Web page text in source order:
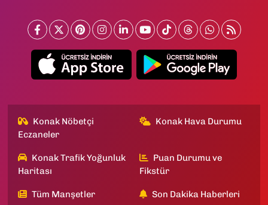
Konak Nöbetçi
Eczaneler
Konak Hava Durumu
Konak Trafik Yoğunluk
Haritası
Puan Durumu ve
Fikstür
Tüm Manşetler Son Dakika Haberleri